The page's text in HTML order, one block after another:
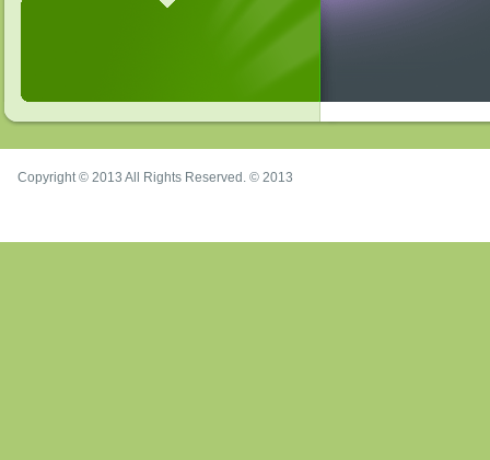
Copyright © 2013 All Rights Reserved. © 2013